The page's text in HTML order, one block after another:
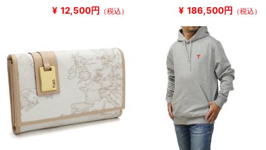
¥ 12,500円 （税込） ¥ 186,500円 （税込）